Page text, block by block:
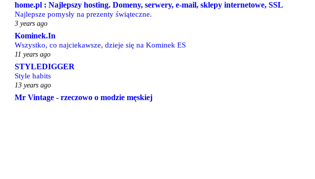
home.pl : Najlepszy hosting. Domeny, serwery, e-mail, sklepy internetowe, SSL
Najlepsze pomysły na prezenty świąteczne.
3 years ago
Kominek.In
Wszystko, co najciekawsze, dzieje się na Kominek ES
11 years ago
STYLEDIGGER
Style habits
13 years ago
Mr Vintage - rzeczowo o modzie męskiej